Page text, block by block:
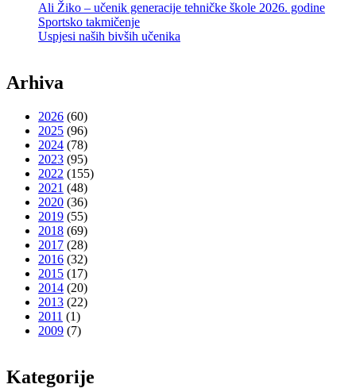
Ali Žiko – učenik generacije tehničke škole 2026. godine
Sportsko takmičenje
Uspjesi naših bivših učenika
Arhiva
2026 (60)
2025 (96)
2024 (78)
2023 (95)
2022 (155)
2021 (48)
2020 (36)
2019 (55)
2018 (69)
2017 (28)
2016 (32)
2015 (17)
2014 (20)
2013 (22)
2011 (1)
2009 (7)
Kategorije